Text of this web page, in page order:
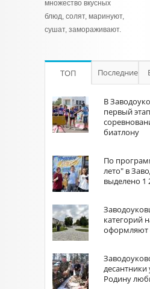
множество вкусных
блюд, солят, маринуют,
сушат, замораживают.
ТОП Последние
В
первый
биатлону
По
лето" в
выделено 1
категорий
оформляют
десантники
Родину